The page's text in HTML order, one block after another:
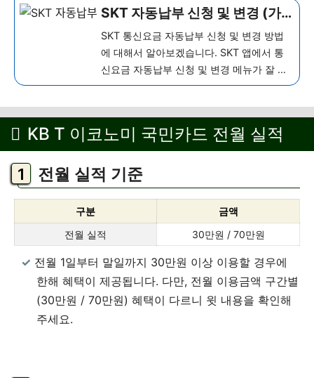
SKT 자동납부 신청 및 변경 (가
장 쉬운 방법)
SKT 통신요금 자동납부 신청 및 변경 방법
에 대해서 알아보겠습니다. SKT 앱에서 통
신요금 자동납부 신청 및 변경 메뉴가 잘 보
이지 않아서 해당 메뉴 찾기가 쉽지 않습니
해서 손쉬운 방법으로 간단하게 알아보도록
하겠습니...더 보기
KB T 이코노미 국민카드 전월 실적
전월 실적 기준
구분
금액
전월 실적
30만원 / 70만원
전월 1일부터 말일까지 30만원 이상 이용할 경우에
한해 혜택이 제공됩니다. 다만, 전월 이용금액 구간별
(30만원 / 70만원) 혜택이 다르니 윗 내용을 확인해
주세요.